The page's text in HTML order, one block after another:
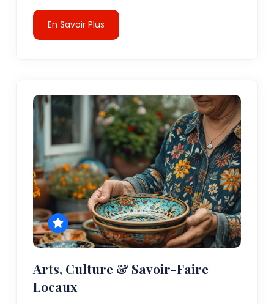
En Savoir Plus
Arts, Culture & Savoir-Faire
Locaux